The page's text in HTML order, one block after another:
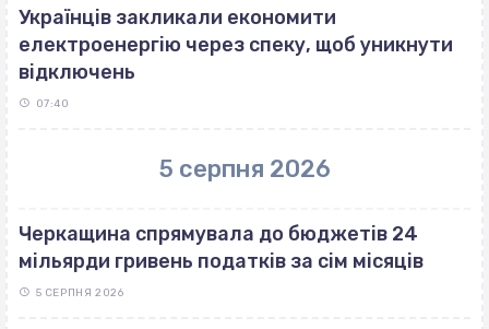
Українців закликали економити
електроенергію через спеку, щоб уникнути
відключень
07:40
5 серпня 2026
Черкащина спрямувала до бюджетів 24
мільярди гривень податків за сім місяців
5 СЕРПНЯ 2026